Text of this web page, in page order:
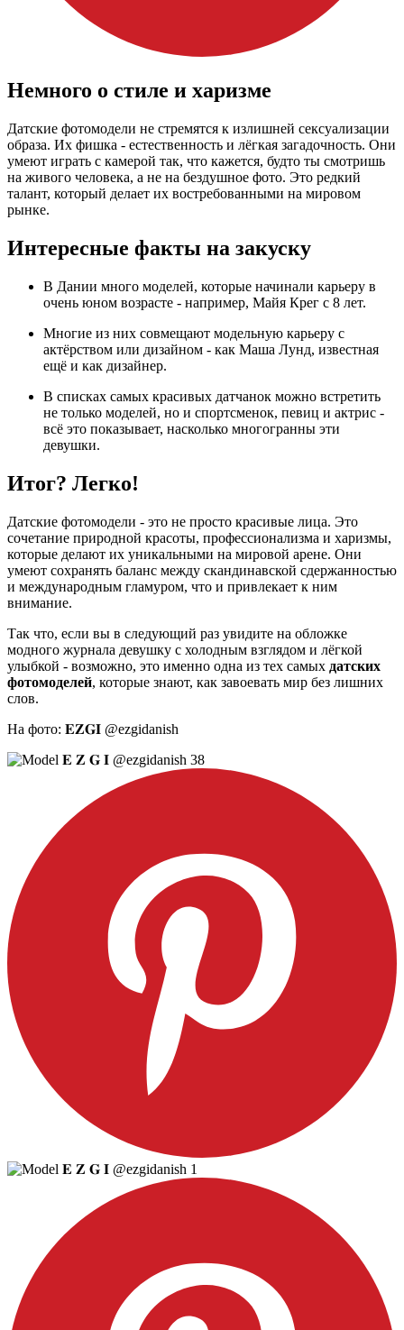
Немного о стиле и харизме
Датские фотомодели не стремятся к излишней сексуализации
образа. Их фишка - естественность и лёгкая загадочность. Они
умеют играть с камерой так, что кажется, будто ты смотришь
на живого человека, а не на бездушное фото. Это редкий
талант, который делает их востребованными на мировом
рынке.
Интересные факты на закуску
В Дании много моделей, которые начинали карьеру в
очень юном возрасте - например, Майя Крег с 8 лет.
Многие из них совмещают модельную карьеру с
актёрством или дизайном - как Маша Лунд, известная
ещё и как дизайнер.
В списках самых красивых датчанок можно встретить
не только моделей, но и спортсменок, певиц и актрис -
всё это показывает, насколько многогранны эти
девушки.
Итог? Легко!
Датские фотомодели - это не просто красивые лица. Это
сочетание природной красоты, профессионализма и харизмы,
которые делают их уникальными на мировой арене. Они
умеют сохранять баланс между скандинавской сдержанностью
и международным гламуром, что и привлекает к ним
внимание.
Так что, если вы в следующий раз увидите на обложке
модного журнала девушку с холодным взглядом и лёгкой
улыбкой - возможно, это именно одна из тех самых датских
фотомоделей, которые знают, как завоевать мир без лишних
слов.
На фото: 𝐄𝐙𝐆𝐈 @ezgidanish